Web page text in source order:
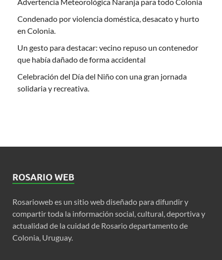
Advertencia Meteorológica Naranja para todo Colonia
Condenado por violencia doméstica, desacato y hurto
en Colonia.
Un gesto para destacar: vecino repuso un contenedor
que había dañado de forma accidental
Celebración del Día del Niño con una gran jornada
solidaria y recreativa.
ROSARIO WEB
Rosarioweb es un sitio web diseñado para difundir y
compartir toda la información social, cultural, deportiva y
actualidad de la cuidad de Rosario departamento de
Colonia, Uruguay.